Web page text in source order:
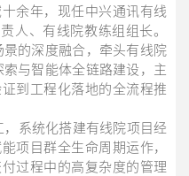
余年，现任中兴通讯有线
人、有线院教练组组长。
景的深度融合，牵头有线院
与智能体全链路建设，主
到工程化落地的全流程推
系统化搭建有线院项目经
项目群全生命周期运作，
过程中的高复杂度的管理